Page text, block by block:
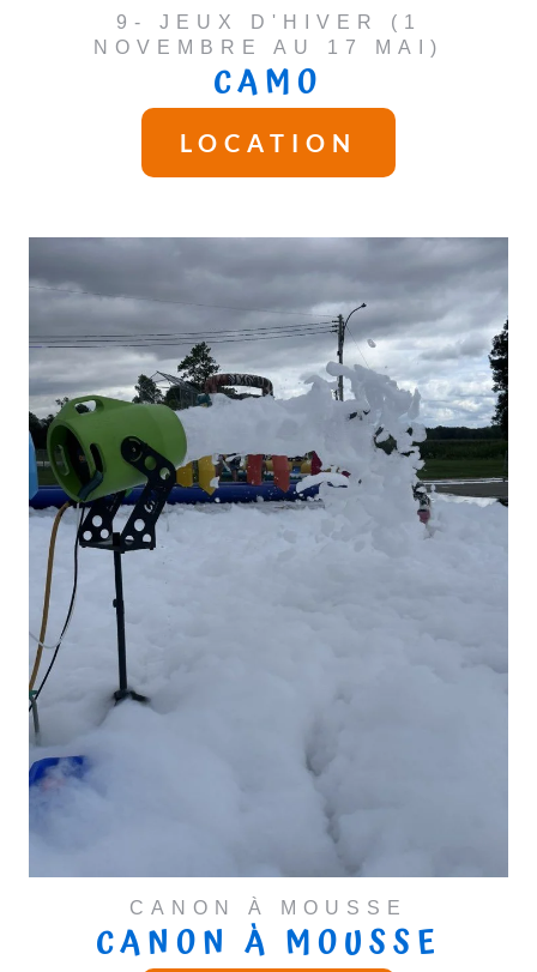
9- JEUX D'HIVER (1
NOVEMBRE AU 17 MAI)
CAMO
LOCATION
CANON À MOUSSE
CANON À MOUSSE